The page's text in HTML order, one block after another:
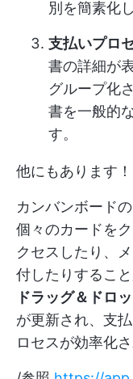
別を簡素化
支払いプロ
書の詳細が
グループ化
書を一般的
す。
他にもあります！
カンバンボード
個々のカードを
クセスしたり、
付したりするこ
ドラッグ＆ドロ
が更新され、支
ロセスが効率化さ